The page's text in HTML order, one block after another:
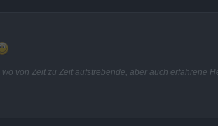
wo von Zeit zu Zeit aufstrebende, aber auch erfahrene